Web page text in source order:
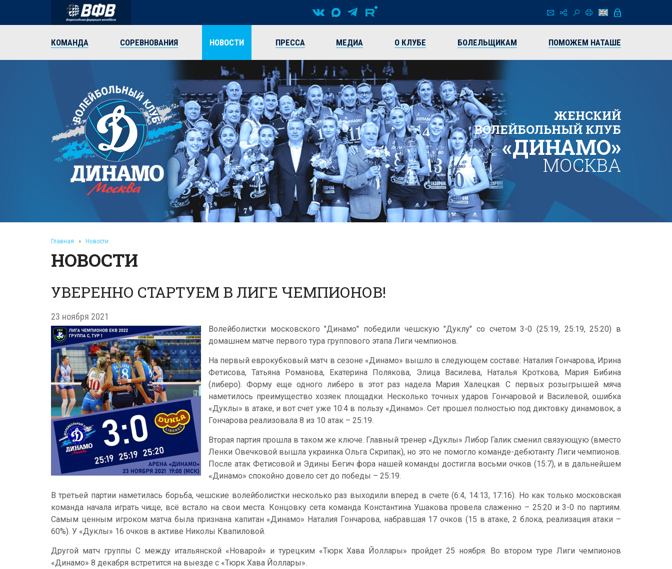
КОМАНДА СОРЕВНОВАНИЯ НОВОСТИ ПРЕССА МЕДИА О КЛУБЕ БОЛЕЛЬЩИКАМ ПОМОЖЕМ НАТАШЕ
ЖЕНСКИЙ
ВОЛЕЙБОЛЬНЫЙ КЛУБ
«ДИНАМО»
МОСКВА
Главная » Новости
НОВОСТИ
УВЕРЕННО СТАРТУЕМ В ЛИГЕ ЧЕМПИОНОВ!
23 ноября 2021
Волейболистки московского "Динамо" победили чешскую "Дуклу" со счетом 3-0 (25:19, 25:19, 25:20) в
домашнем матче первого тура группового этапа Лиги чемпионов.
На первый еврокубковый матч в сезоне «Динамо» вышло в следующем составе: Наталия Гончарова, Ирина
Фетисова, Татьяна Романова, Екатерина Полякова, Элица Василева, Наталья Кроткова, Мария Бибина
(либеро). Форму еще одного либеро в этот раз надела Мария Халецкая. С первых розыгрышей мяча
наметилось преимущество хозяек площадки. Несколько точных ударов Гончаровой и Василевой, ошибка
«Дуклы» в атаке, и вот счет уже 10:4 в пользу «Динамо». Сет прошел полностью под диктовку динамовок, а
Гончарова реализовала 8 из 10 атак – 25:19.
Вторая партия прошла в таком же ключе. Главный тренер «Дуклы» Либор Галик сменил связующую (вместо
Ленки Овечковой вышла украинка Ольга Скрипак), но это не помогло команде-дебютанту Лиги чемпионов.
После атак Фетисовой и Эдины Бегич фора нашей команды достигла восьми очков (15:7), и в дальнейшем
«Динамо» спокойно довело сет до победы – 25:19.
В третьей партии наметилась борьба, чешские волейболистки несколько раз выходили вперед в счете (6:4, 14:13, 17:16). Но как только московская
команда начала играть чище, всё встало на свои места. Концовку сета команда Константина Ушакова провела слаженно – 25:20 и 3-0 по партиям.
Самым ценным игроком матча была признана капитан «Динамо» Наталия Гончарова, набравшая 17 очков (15 в атаке, 2 блока, реализация атаки –
60%). У «Дуклы» 16 очков в активе Николы Квапиловой.
Другой матч группы С между итальянской «Новарой» и турецким «Тюрк Хава Йоллары» пройдет 25 ноября. Во втором туре Лиги чемпионов
«Динамо» 8 декабря встретится на выезде с «Тюрк Хава Йоллары».